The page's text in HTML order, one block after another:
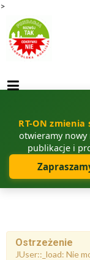
>
RT-ON zmienia
otwieramy nowy
publikacje i
Ostrzeżenie
JUser::_load: Nie